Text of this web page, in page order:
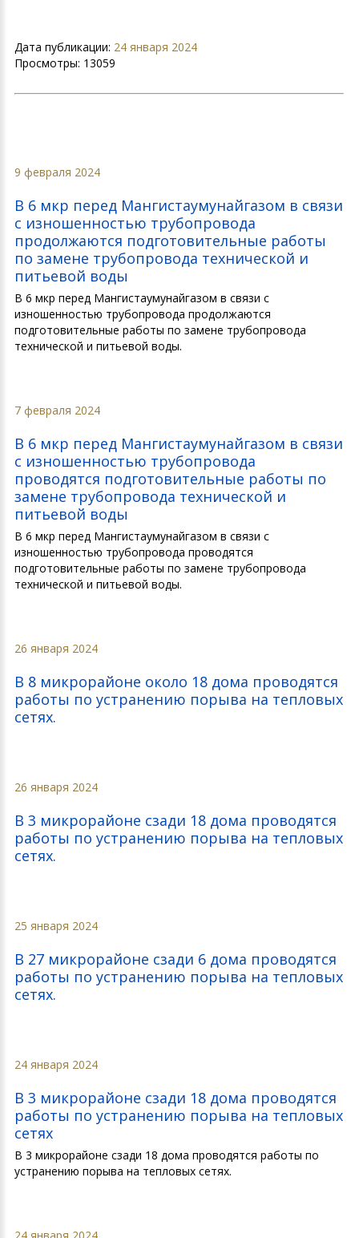
Дата публикации: 24 января 2024
Просмотры: 13059
9 февраля 2024
В 6 мкр перед Мангистаумунайгазом в связи
с изношенностью трубопровода
продолжаются подготовительные работы
по замене трубопровода технической и
питьевой воды
В 6 мкр перед Мангистаумунайгазом в связи с
изношенностью трубопровода продолжаются
подготовительные работы по замене трубопровода
технической и питьевой воды.
7 февраля 2024
В 6 мкр перед Мангистаумунайгазом в связи
с изношенностью трубопровода
проводятся подготовительные работы по
замене трубопровода технической и
питьевой воды
В 6 мкр перед Мангистаумунайгазом в связи с
изношенностью трубопровода проводятся
подготовительные работы по замене трубопровода
технической и питьевой воды.
26 января 2024
В 8 микрорайоне около 18 дома проводятся
работы по устранению порыва на тепловых
сетях.
26 января 2024
В 3 микрорайоне сзади 18 дома проводятся
работы по устранению порыва на тепловых
сетях.
25 января 2024
В 27 микрорайоне сзади 6 дома проводятся
работы по устранению порыва на тепловых
сетях.
24 января 2024
В 3 микрорайоне сзади 18 дома проводятся
работы по устранению порыва на тепловых
сетях
В 3 микрорайоне сзади 18 дома проводятся работы по
устранению порыва на тепловых сетях.